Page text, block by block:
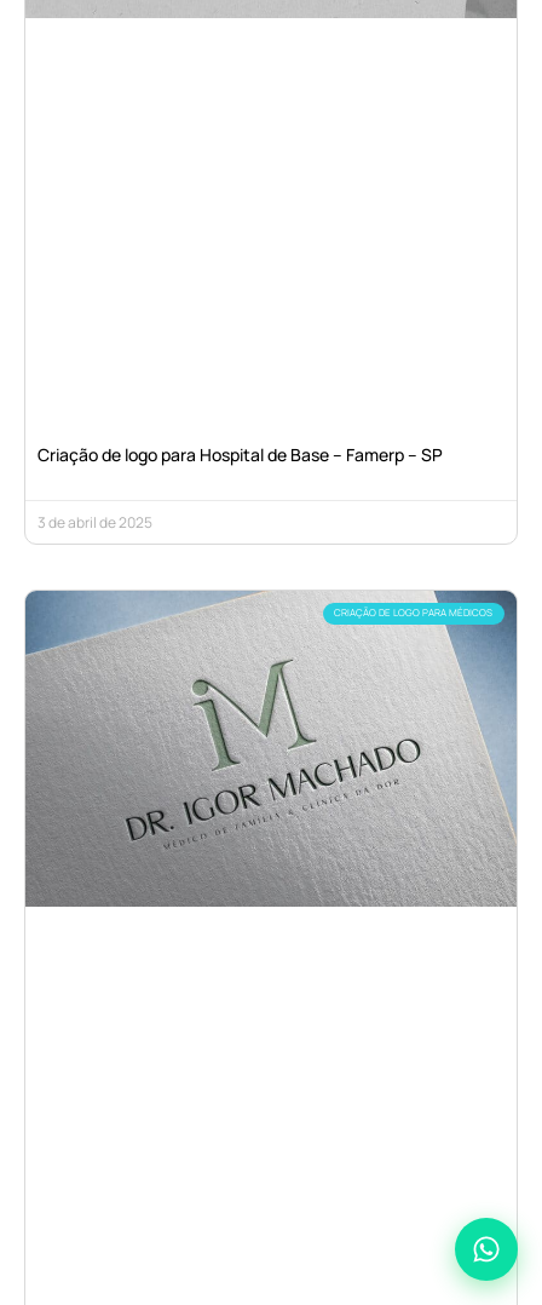
Criação de logo para Hospital de Base – Famerp – SP
3 de abril de 2025
CRIAÇÃO DE LOGO PARA MÉDICOS